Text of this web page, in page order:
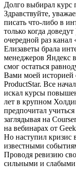
Долго выбирал курс
Здравствуйте,
писать что-либо в
только когда
очередной раз
Елизаветы брала
менеджеров Яндекс
смог остаться
Вами моей историей
ProductStar. Все
искал курсы
лет в крупном
предпочитал
заглядывая на
на вебинарах от
Но наступил кризис
известными
Проводя ревизию
сильными и слабыми